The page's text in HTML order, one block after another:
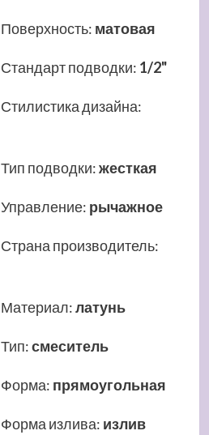
Поверхность: матовая
Стандарт подводки: 1/2"
Стилистика дизайна:
Тип подводки:жесткая
Управление: рычажное
Страна производитель:
Материал:латунь
Тип:смеситель
Форма: прямоугольная
Форма излива: излив